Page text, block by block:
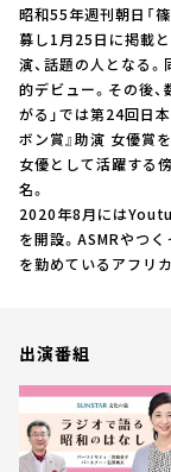
今日の番
週間番組
トピック
TBS
お知らせ
イベント
会社情報
昭和55年週刊朝日「
募し1月25日に掲載と
演、話題の人となる。
的デビュー。その後
がる」では第24回日
ボン賞』助演 女優賞を
女優として活躍する
名。
2020年8月には
を開設。ASMRやつ
を勤めているアフリ
出演番組